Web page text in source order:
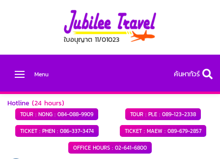
ใบอนุญาต 11/01023
Menu ค้นหาทัวร์
Hotline (24 hours)
TOUR : NONG : 084-088-9909 TOUR : PLE : 089-123-2338
TICKET : PHEN :086-337-3474 TICKET : MAEW : 089-679-2857
OFFICE HOURS : 02-641-6800